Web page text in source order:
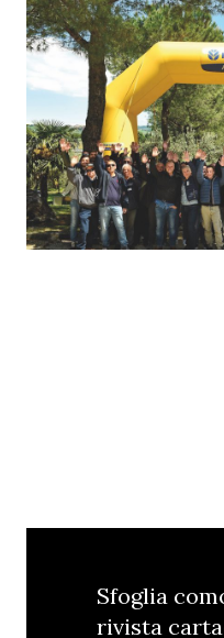
Sfoglia
rivista